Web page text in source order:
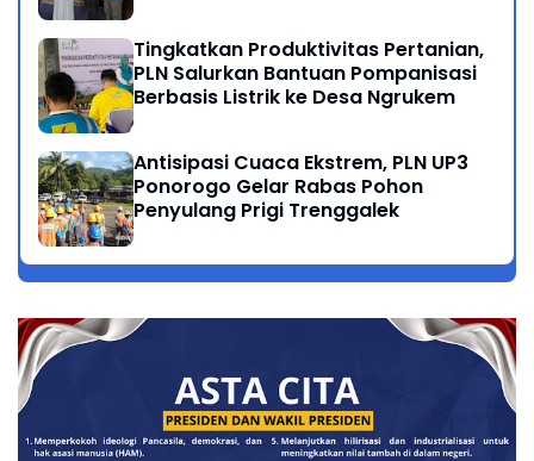
Tingkatkan Produktivitas Pertanian,
PLN Salurkan Bantuan Pompanisasi
Berbasis Listrik ke Desa Ngrukem
Antisipasi Cuaca Ekstrem, PLN UP3
Ponorogo Gelar Rabas Pohon
Penyulang Prigi Trenggalek